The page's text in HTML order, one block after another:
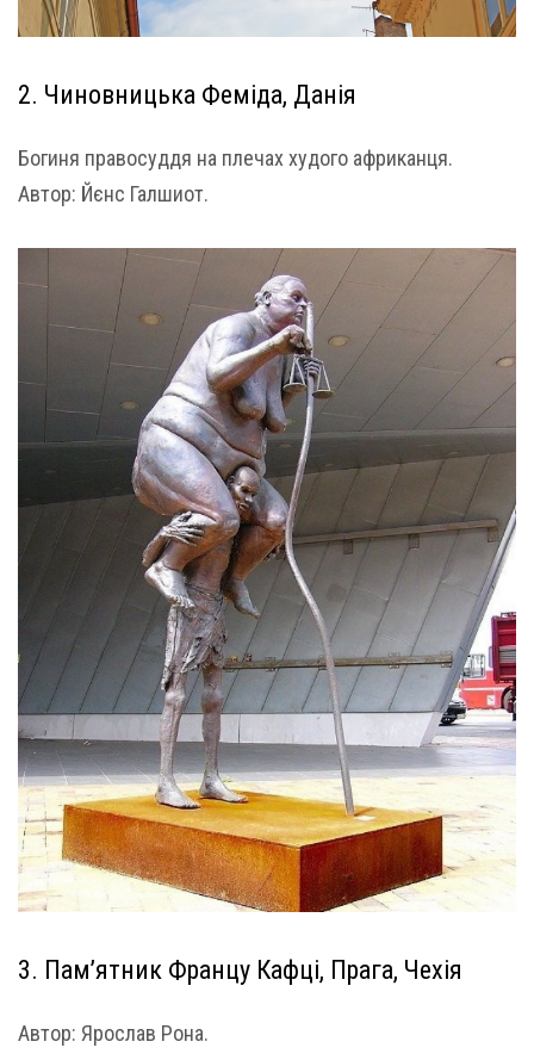
2. Чиновницька Феміда, Данія
Богиня правосуддя на плечах худого африканця.
Автор: Йєнс Галшиот.
3. Пам’ятник Францу Кафці, Прага, Чехія
Автор: Ярослав Рона.